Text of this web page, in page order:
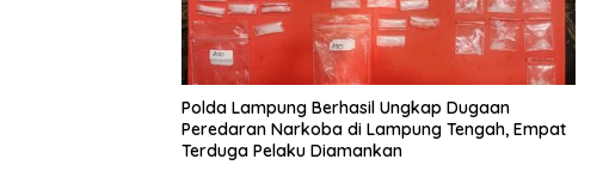
Polda Lampung Berhasil Ungkap Dugaan
Peredaran Narkoba di Lampung Tengah, Empat
Terduga Pelaku Diamankan